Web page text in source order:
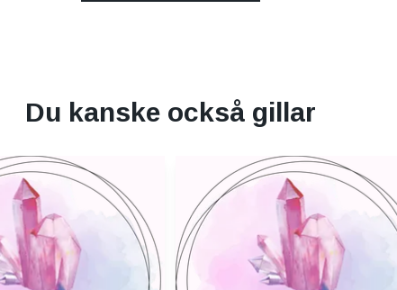
Du kanske också gillar